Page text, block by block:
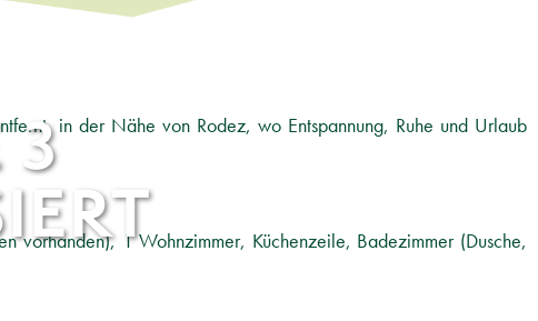
3in der Nähe von Rodez, wo Entspannung, Ruhe und Urlaub
1 Wohnzimmer, Küchenzeile, Badezimmer (Dusche,